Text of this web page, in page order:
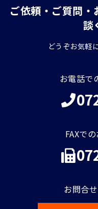
ご依頼・ご質問
談
どうぞお気軽
お電話で
FAXで
お問合